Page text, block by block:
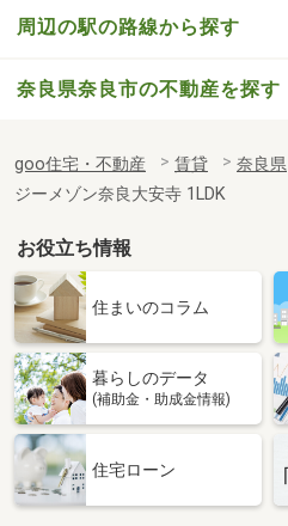
周辺の駅の路線から探す
奈良県奈良市の不動産を探す
goo住宅・不動産 賃貸 奈良県
ジーメゾン奈良大安寺 1LDK
お役立ち情報
住まいのコラム
暮らしのデータ
(補助金・助成金情報)
住宅ローン